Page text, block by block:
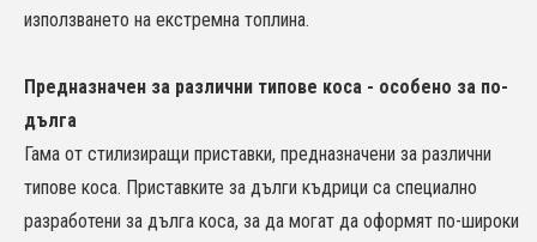
използването на екстремна топлина.
Предназначен за различни типове коса - особено за по-
дълга
Гама от стилизиращи приставки, предназначени за различни
типове коса. Приставките за дълги къдрици са специално
разработени за дълга коса, за да могат да оформят по-широки